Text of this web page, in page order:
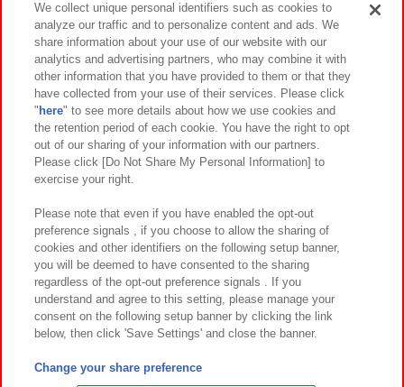
イベント・キャンペーン
関連会社 サステナビリティ サイトポリシー
プライバシーポリシー ウェブアクセシビリティ方針と検証結果
お取引先さまとともに
カスタマーハラスメント対応方針 よくあるご質問・お問い合わせ
©Bandai Namco Amusement Inc.
©Bandai Namco Amusement Lab Inc.
We collect unique personal identifiers such as cookies to
analyze our traffic and to personalize content and ads. We
share information about your use of our website with our
analytics and advertising partners, who may combine it with
other information that you have provided to them or that they
have collected from your use of their services. Please click
" here" to see more details about how we use cookies and
the retention period of each cookie. You have the right to opt
out of our sharing of your information with our partners.
Please click [Do Not Share My Personal Information] to
exercise your right.
Please note that even if you have enabled the opt-out
preference signals , if you choose to allow the sharing of
cookies and other identifiers on the following setup banner,
you will be deemed to have consented to the sharing
regardless of the opt-out preference signals . If you
understand and agree to this setting, please manage your
consent on the following setup banner by clicking the link
below, then click 'Save Settings' and close the banner.
Change your share preference